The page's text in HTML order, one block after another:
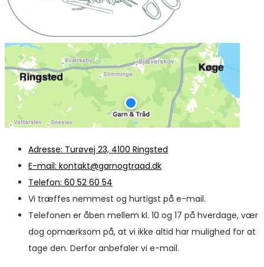
Adresse: Turøvej 23, 4100 Ringsted
E-mail: kontakt@garnogtraad.dk
Telefon: 60 52 60 54
Vi træffes nemmest og hurtigst på e-mail.
Telefonen er åben mellem kl. 10 og 17 på hverdage, vær
dog opmærksom på, at vi ikke altid har mulighed for at
tage den. Derfor anbefaler vi e-mail.